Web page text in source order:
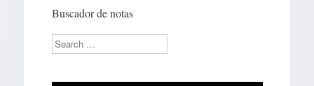
Buscador de notas
Search